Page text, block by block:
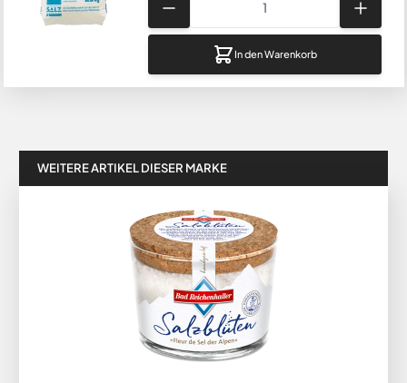
In den Warenkorb
WEITERE ARTIKEL DIESER MARKE